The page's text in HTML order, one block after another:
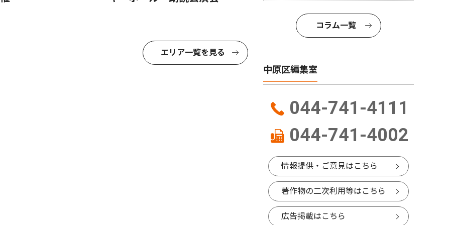
エリア一覧を見る
コラム一覧
中原区編集室
044-741-4111
044-741-4002
情報提供・ご意見はこちら
著作物の二次利用等はこちら
広告掲載はこちら